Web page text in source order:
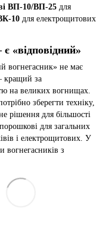
ВП-10/ВП-25 для
10 для електрощитових
«відповідний»
вогнегасник» не має
за
на великих вогнищах.
зберегти техніку,
рішення для більшості
для загальних
і електрощитових. У
вогнегасників з